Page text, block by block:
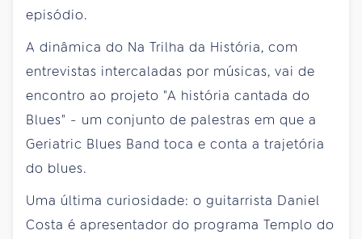
episódio.
A dinâmica do Na Trilha da História, com
entrevistas intercaladas por músicas, vai de
encontro ao projeto "A história cantada do
Blues" - um conjunto de palestras em que a
Geriatric Blues Band toca e conta a trajetória
do blues.
Uma última curiosidade: o guitarrista Daniel
Costa é apresentador do programa Templo do